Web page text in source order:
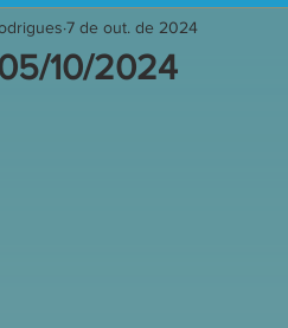
05/10/2024
7 de out. de 2024